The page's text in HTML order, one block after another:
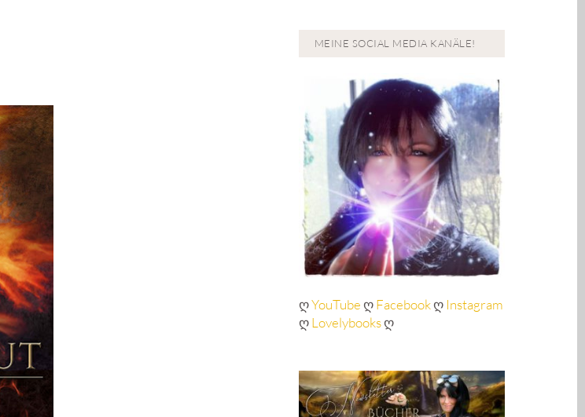
MEINE SOCIAL MEDIA KANÄLE!
ღYouTubeღFacebookღ Instagram
ღLovelybooksღ